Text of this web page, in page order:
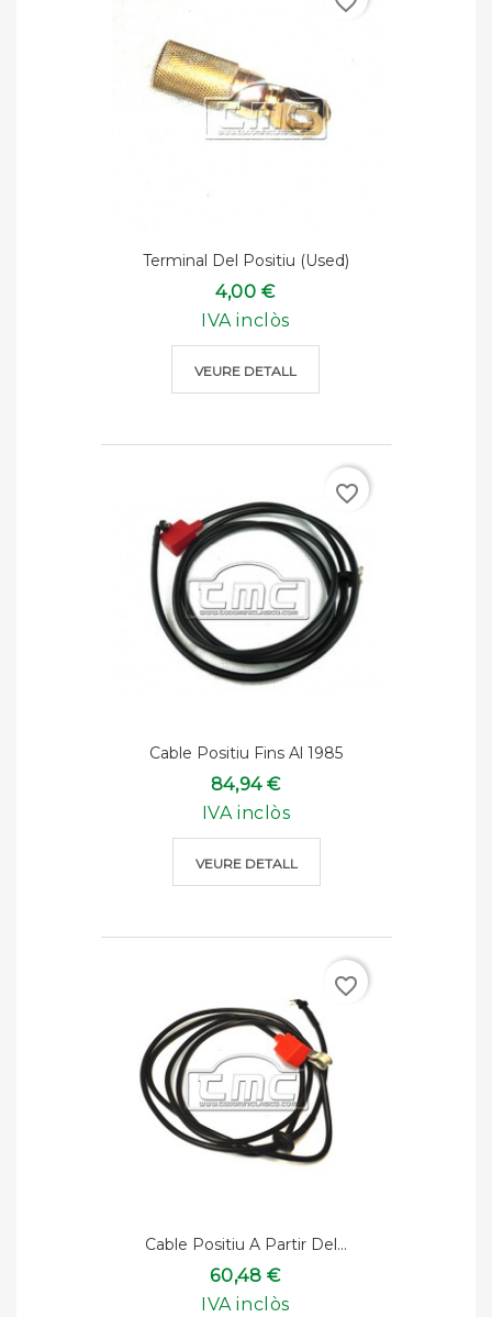
Terminal Del Positiu (used)
4,00 €
IVA inclòs
VEURE DETALL
Cable Positiu Fins Al 1985
84,94 €
IVA inclòs
VEURE DETALL
favorite_border
Cable Positiu A Partir Del...
60,48 €
IVA inclòs
favorite_border